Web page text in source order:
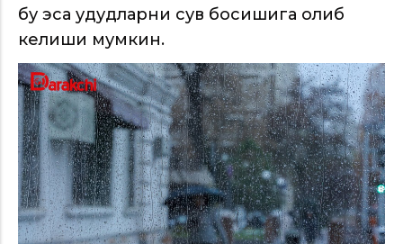
бу эса ҳудудларни сув босишига олиб
келиши мумкин.